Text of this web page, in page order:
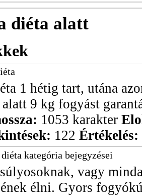
diéta alatt
1 hétig tart, utána
9 kg fogyást
1053 karakter
122 Értékelés:
kategória bejegyzései
vagy
élni. Gyors